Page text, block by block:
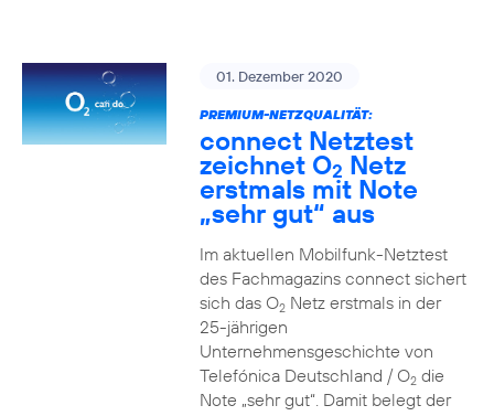
01. Dezember 2020
PREMIUM-NETZQUALITÄT:
connect Netztest
zeichnet O2 Netz
erstmals mit Note
„sehr gut“ aus
Im aktuellen Mobilfunk-Netztest
des Fachmagazins connect sichert
sich das O2Netz erstmals in der
25-jährigen
Unternehmensgeschichte von
Telefónica Deutschland / O2die
Note „sehr gut“. Damit belegt der